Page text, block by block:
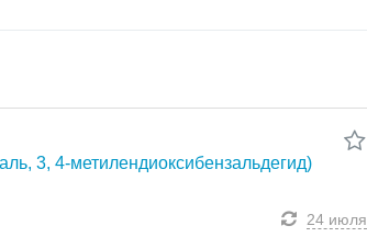
3, 4-метилендиоксибензальдегид)
24 июля